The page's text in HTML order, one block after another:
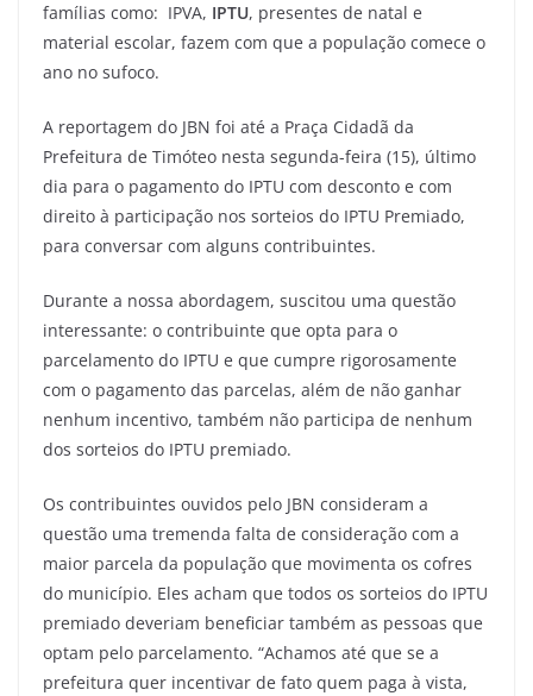
famílias como: IPVA, IPTU, presentes de natal e
material escolar, fazem com que a população comece o
ano no sufoco.
A reportagem do JBN foi até a Praça Cidadã da
Prefeitura de Timóteo nesta segunda-feira (15), último
dia para o pagamento do IPTU com desconto e com
direito à participação nos sorteios do IPTU Premiado,
para conversar com alguns contribuintes.
Durante a nossa abordagem, suscitou uma questão
interessante: o contribuinte que opta para o
parcelamento do IPTU e que cumpre rigorosamente
com o pagamento das parcelas, além de não ganhar
nenhum incentivo, também não participa de nenhum
dos sorteios do IPTU premiado.
Os contribuintes ouvidos pelo JBN consideram a
questão uma tremenda falta de consideração com a
maior parcela da população que movimenta os cofres
do município. Eles acham que todos os sorteios do IPTU
premiado deveriam beneficiar também as pessoas que
optam pelo parcelamento. “Achamos até que se a
prefeitura quer incentivar de fato quem paga à vista,